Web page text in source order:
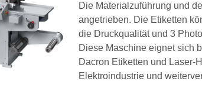
Die Materialzuführung und
angetrieben. Die Etiketten
die Druckqualität und 3
Diese Maschine eignet sich
Dacron Etiketten und Laser-
Elektroindustrie und